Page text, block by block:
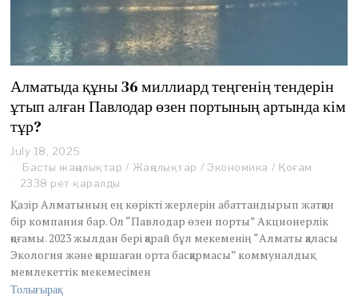
Алматыда құны 36 миллиард теңгенің тендерін
ұтып алған Павлодар өзен портының артында кім
тұр?
July 18, 2025
Басты жаңалықтар / Жаңалықтар / Экономика / Қоғам
2338 рет қаралды
Қазір Алматының ең көрікті жерлерін абаттандырып жатқан
бір компания бар. Ол “Павлодар өзен порты” Акционерлік
қоғамы. 2023 жылдан бері қарай бұл мекеменің “Алматы қаласы
Экология және қоршаған орта басқармасы” коммуналдық
мемлекеттік мекемесімен
Толығырақ